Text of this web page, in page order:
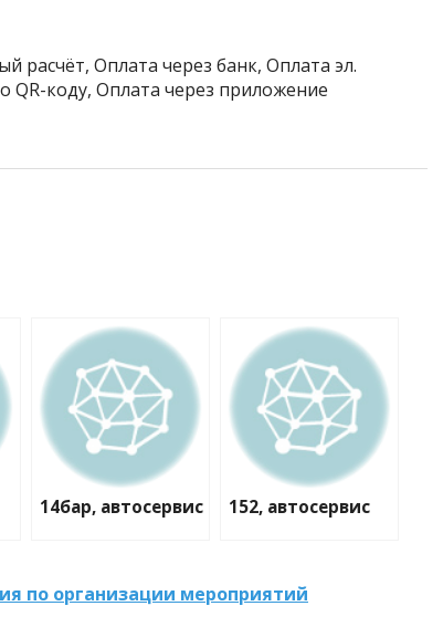
расчёт, Оплата через банк, Оплата эл.
коду, Оплата через приложение
14бар, автосервис 152, автосервис
по организации мероприятий